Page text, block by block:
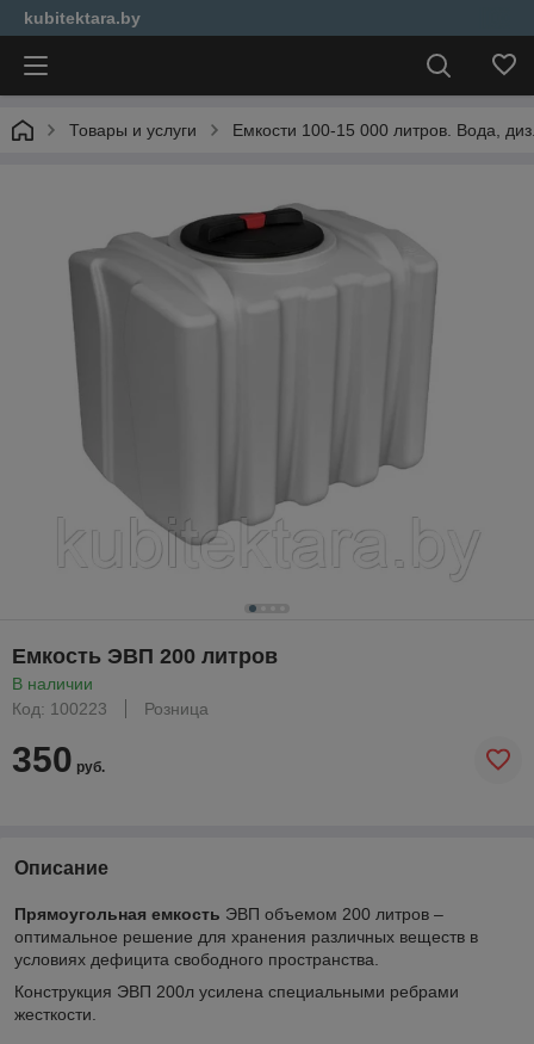
kubitektara.by
Товары и услуги Емкости 100-15 000 литров. Вода,
Емкость ЭВП 200 литров
В наличии
Код: 100223
Розница
350 руб.
Описание
Прямоугольная емкость ЭВП объемом 200 литров –
оптимальное решение для хранения различных веществ в
условиях дефицита свободного пространства.
Конструкция ЭВП 200л усилена специальными ребрами
жесткости.